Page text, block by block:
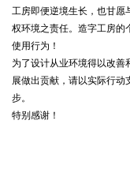
工房即便逆境生长，也甘愿
权环境之责任。造字工房的
使用行为！
为了设计从业环境得以改
展做出贡献，请以实际行
步。
特别感谢！